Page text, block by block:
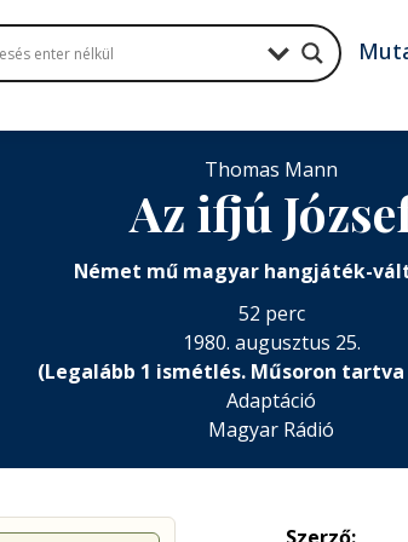
Thomas Mann
Az ifjú
Német mű magyar hangjáték-
52 perc
1980. augusztus 25.
(Legalább 1 ismétlés. Műsoron
Adaptáció
Magyar Rádió